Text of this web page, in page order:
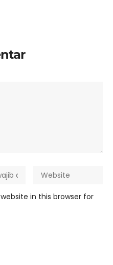
in this browser for